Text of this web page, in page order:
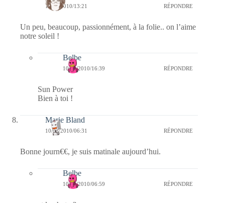
10/03/2010/13:21 RÉPONDRE
Un peu, beaucoup, passionnément, à la folie.. on l’aime
notre soleil !
Belbe
10/03/2010/16:39 RÉPONDRE
Sun Power
Bien à toi !
Marie Bland
10/03/2010/06:31 RÉPONDRE
Bonne journ€€, je suis matinale aujourd’hui.
Belbe
10/03/2010/06:59 RÉPONDRE